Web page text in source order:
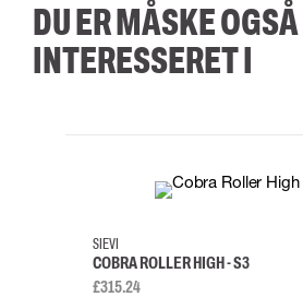
DU ER MÅSKE OGSÅ
INTERESSERET I
38
SIEVI
COBRA ROLLER HIGH - S3
£315.24